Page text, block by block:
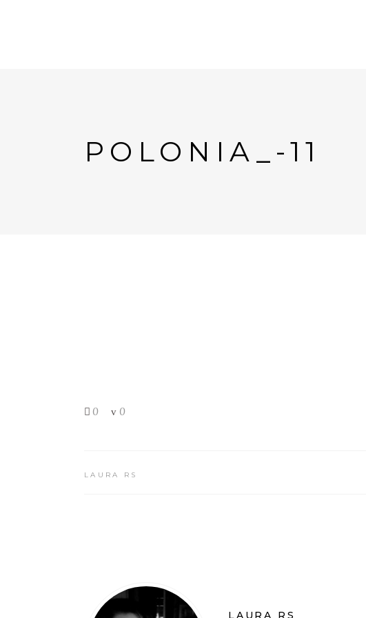
POLONIA_-11
0 0
LAURA RS
LAURA RS